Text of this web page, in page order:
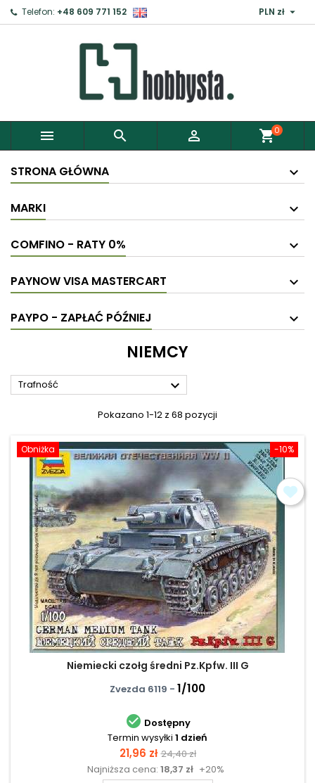
Telefon: +48 609 771 152 PLN zł 
   shopping_cart0
STRONA GŁÓWNA
MARKI
COMFINO - RATY 0%
PAYNOW VISA MASTERCART
PAYPO - ZAPŁAĆ PÓŹNIEJ
NIEMCY
Trafność 
Pokazano 1-12 z 68 pozycji
-10%
Obniżka
Niemiecki czołg średni Pz.Kpfw. III G
Zvezda 6119 - 1/100
 Dostępny
Termin wysyłki 1 dzień
Cena
21,96 zł Cena
podstawowa
24,40 zł
Najniższa cena: 18,37 zł +20%
Zaloguj ×
Aby zapisać produkty do Schowka, musisz się
Anuluj Zaloguj